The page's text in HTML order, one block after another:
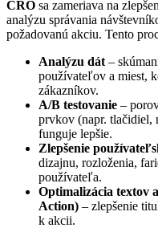
CRO sa zameriava na
analýzu správania
požadovanú akciu. Tento
Analýzu dát –
používateľov a miest,
zákazníkov.
A/B testovanie –
prvkov (napr. tlačidiel,
funguje lepšie.
Zlepšenie
dizajnu, rozloženia,
používateľa.
Optimalizácia textov
Action) – zlepšenie
k akcii.